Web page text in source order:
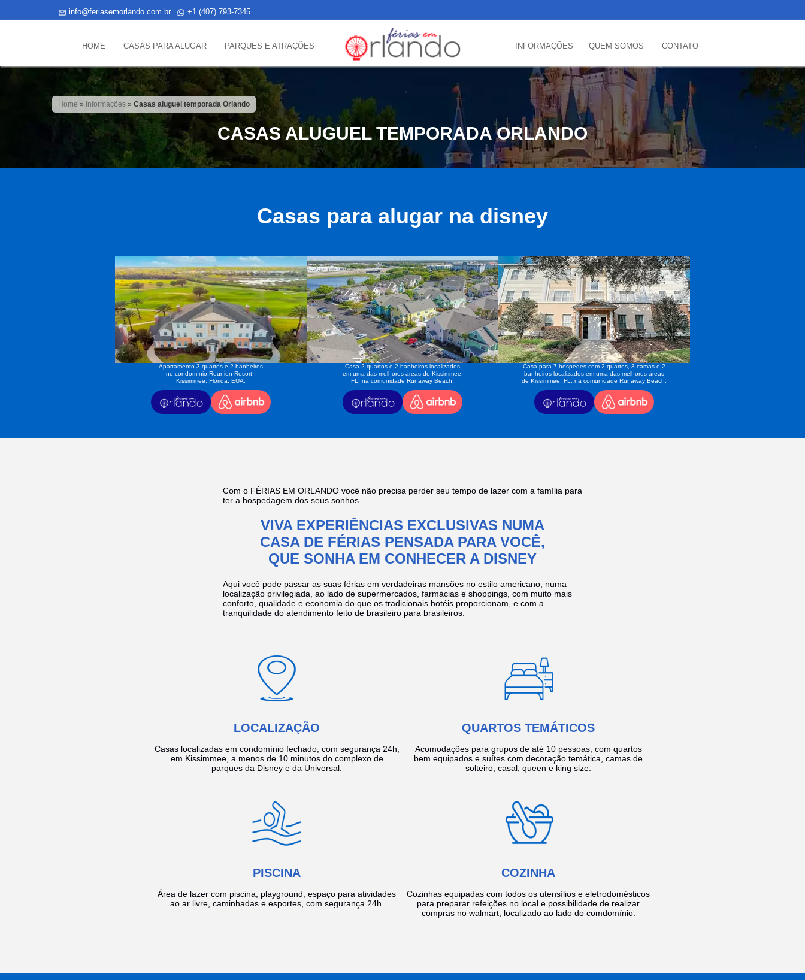
info@feriasemorlando.com.br +1 (407) 793-7345
HOME CASAS PARA ALUGAR PARQUES E ATRAÇÕES INFORMAÇÕES QUEM SOMOS CONTATO
Home » Informações »Casas aluguel temporada Orlando
CASAS ALUGUEL TEMPORADA ORLANDO
Casas para alugar na disney
Apartamento 3 quartos e 2 banheiros
no condomínio Reunion Resort -
Kissimmee, Flórida, EUA.
Casa 2 quartos e 2 banheiros localizados
em uma das melhores áreas de Kissimmee,
FL, na comunidade Runaway Beach.
Casa para 7 hóspedes com 2 quartos, 3 camas e 2
banheiros localizados em uma das melhores áreas
de Kissimmee, FL, na comunidade Runaway Beach.
Com o FÉRIAS EM ORLANDO você não precisa perder seu tempo de lazer com a família para
ter a hospedagem dos seus sonhos.
VIVA EXPERIÊNCIAS EXCLUSIVAS NUMA
CASA DE FÉRIAS PENSADA PARA VOCÊ,
QUE SONHA EM CONHECER A DISNEY
Aqui você pode passar as suas férias em verdadeiras mansões no estilo americano, numa
localização privilegiada, ao lado de supermercados, farmácias e shoppings, com muito mais
conforto, qualidade e economia do que os tradicionais hotéis proporcionam, e com a
tranquilidade do atendimento feito de brasileiro para brasileiros.
LOCALIZAÇÃO
Casas localizadas em condomínio fechado, com segurança 24h,
em Kissimmee, a menos de 10 minutos do complexo de
parques da Disney e da Universal.
QUARTOS TEMÁTICOS
Acomodações para grupos de até 10 pessoas, com quartos
bem equipados e suítes com decoração temática, camas de
solteiro, casal, queen e king size.
PISCINA
Área de lazer com piscina, playground, espaço para atividades
ao ar livre, caminhadas e esportes, com segurança 24h.
COZINHA
Cozinhas equipadas com todos os utensílios e eletrodomésticos
para preparar refeições no local e possibilidade de realizar
compras no walmart, localizado ao lado do comdomínio.